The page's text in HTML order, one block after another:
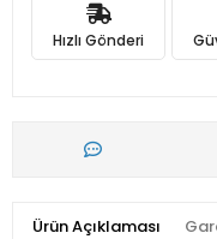
Hızlı Gönderi
Ürün Açıklaması